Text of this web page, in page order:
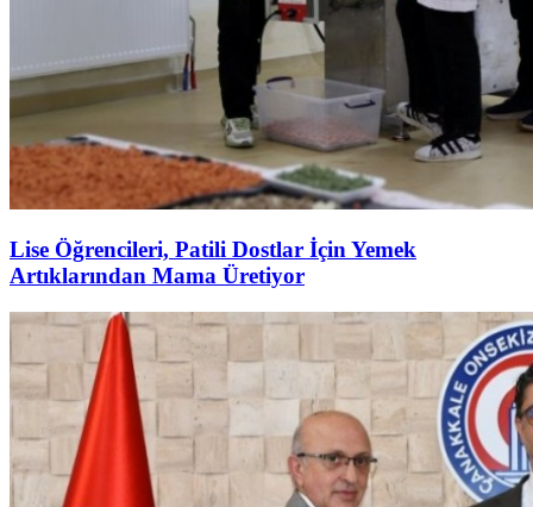
Lise Öğrencileri, Patili Dostlar İçin Yemek
Artıklarından Mama Üretiyor